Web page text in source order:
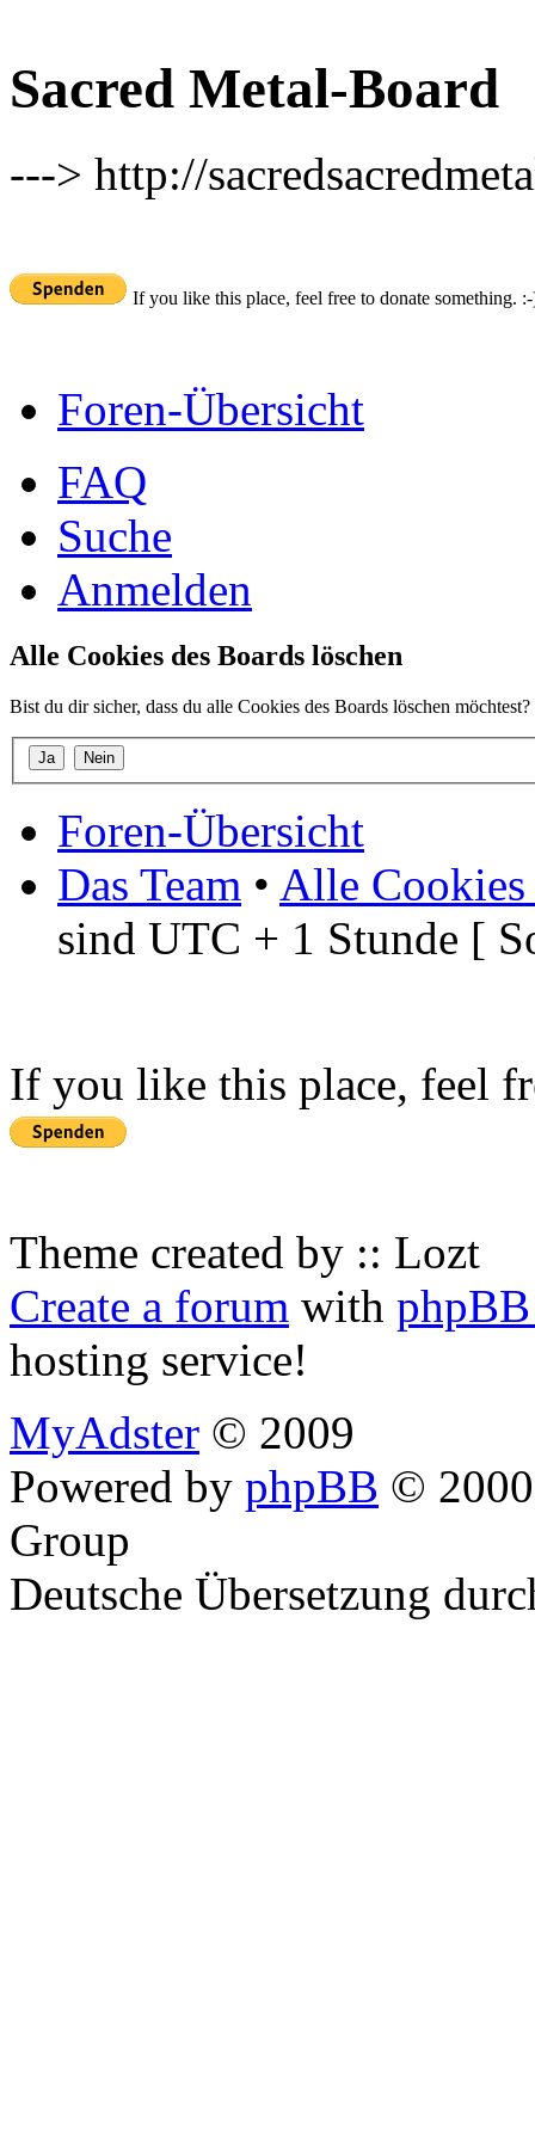
Sacred Metal-Board
---> http://
If you like this place, feel free to donate something.
Foren-Übersicht
FAQ
Suche
Anmelden
Alle Cookies des Boards löschen
Bist du dir sicher, dass du alle Cookies des Boards löschen möchtest?
Foren-Übersicht
Das Team • Alle Cookies
sind UTC + 1 Stunde [
If you like this place, feel
Theme created by :: Lozt
Create a forum with
hosting service!
MyAdster © 2009
Powered by phpBB ©
Group
Deutsche Übersetzung